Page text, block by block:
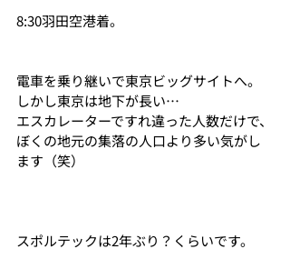
8:30羽田空港着。
電車を乗り継いで東京ビッグサイトへ。
しかし東京は地下が長い…
エスカレーターですれ違った人数だけで、
ぼくの地元の集落の人口より多い気がし
ます（笑）
スポルテックは2年ぶり？くらいです。